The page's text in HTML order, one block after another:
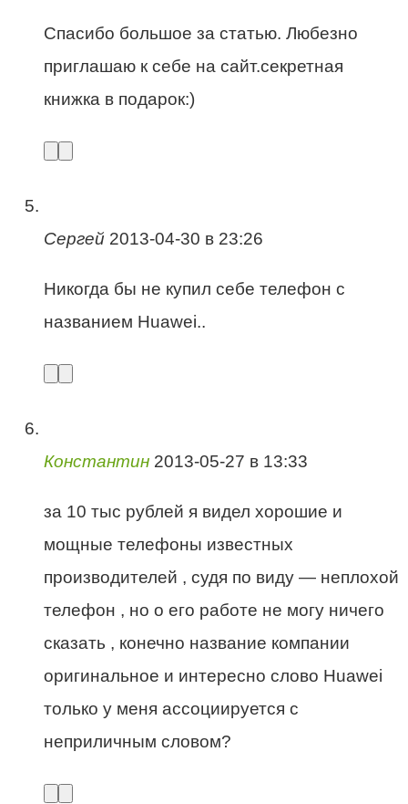
Спасибо большое за статью. Любезно
приглашаю к себе на сайт.секретная
книжка в подарок:)
Сергей 2013-04-30 в 23:26
Никогда бы не купил себе телефон с
названием Huawei..
Константин 2013-05-27 в 13:33
за 10 тыс рублей я видел хорошие и
мощные телефоны известных
производителей , судя по виду — неплохой
телефон , но о его работе не могу ничего
сказать , конечно название компании
оригинальное и интересно слово Huawei
только у меня ассоциируется с
неприличным словом?